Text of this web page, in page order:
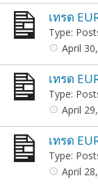
เทรด
Type:
April
เทรด
Type:
April
เทรด
Type:
April